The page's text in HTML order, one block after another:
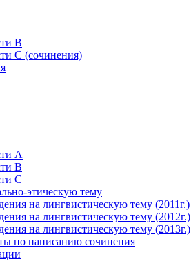
В
С (сочинения)
А
В
С
этическую тему
на лингвистическую тему (2011г.)
на лингвистическую тему (2012г.)
на лингвистическую тему (2013г.)
по написанию сочинения